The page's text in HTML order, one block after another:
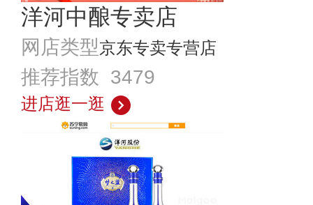
洋河中酿专卖店
网店类型京东专卖专营店
推荐指数 3479
进店逛一逛